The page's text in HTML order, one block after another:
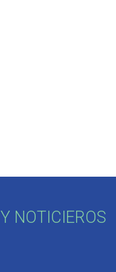
NOTICIEROS